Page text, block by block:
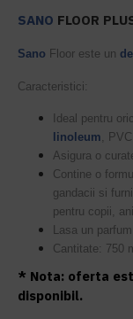
SANO FLOOR
Sano Floor este un
Caracteristici:
Ideal pentru
linoleum, PVC.
Asigura o
Contine o
gandacii si
pentru copii,
Lasa un
Cantitate: 750
* Nota: oferta
disponibil.